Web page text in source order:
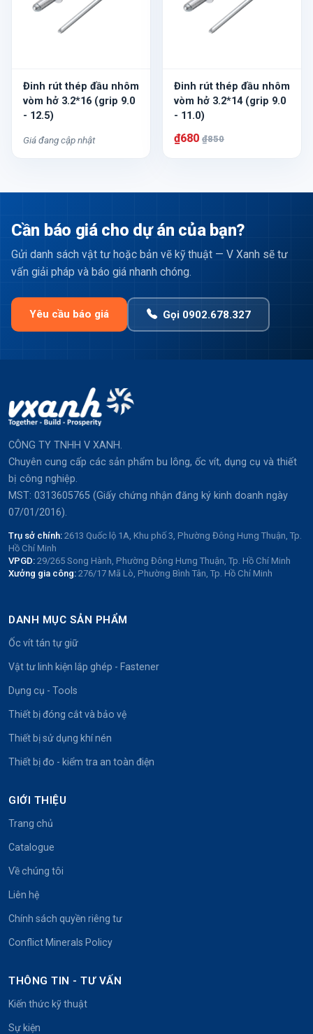
Đinh rút thép đầu nhôm
vòm hở 3.2*16 (grip 9.0
- 12.5)
Giá đang cập nhật
Đinh rút thép đầu nhôm
vòm hở 3.2*14 (grip 9.0
- 11.0)
₫680 ₫850
Cần báo giá cho dự án của bạn?
Gửi danh sách vật tư hoặc bản vẽ kỹ thuật — V Xanh sẽ tư
vấn giải pháp và báo giá nhanh chóng.
Yêu cầu báo giá Gọi 0902.678.327
CÔNG TY TNHH V XANH.
Chuyên cung cấp các sản phẩm bu lông, ốc vít, dụng cụ và thiết
bị công nghiệp.
MST: 0313605765 (Giấy chứng nhận đăng ký kinh doanh ngày
07/01/2016).
Trụ sở chính: 2613 Quốc lộ 1A, Khu phố 3, Phường Đông Hưng Thuận, Tp.
Hồ Chí Minh
VPGD: 29/265 Song Hành, Phường Đông Hưng Thuận, Tp. Hồ Chí Minh
Xưởng gia công: 276/17 Mã Lò, Phường Bình Tân, Tp. Hồ Chí Minh
DANH MỤC SẢN PHẨM
Ốc vít tán tự giữ
Vật tư linh kiện lắp ghép - Fastener
Dụng cụ - Tools
Thiết bị đóng cắt và bảo vệ
Thiết bị sử dụng khí nén
Thiết bị đo - kiểm tra an toàn điện
GIỚI THIỆU
Trang chủ
Catalogue
Về chúng tôi
Liên hệ
Chính sách quyền riêng tư
Conflict Minerals Policy
THÔNG TIN - TƯ VẤN
Kiến thức kỹ thuật
Sự kiện